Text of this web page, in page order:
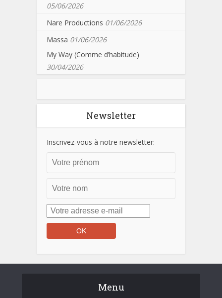
05/06/2026
Nare Productions 01/06/2026
Massa 01/06/2026
My Way (Comme d’habitude)
30/04/2026
Newsletter
Inscrivez-vous à notre newsletter:
Menu